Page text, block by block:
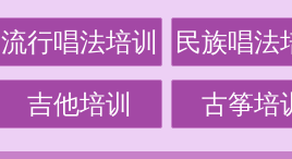
流行唱法培训 民族唱法
吉他培训 古筝培